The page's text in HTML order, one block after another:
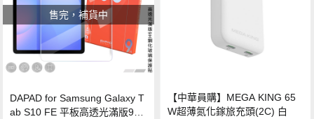
售完，補貨中
DAPAD for Samsung Galaxy T
ab S10 FE 平板高透光滿版9H
【中華員購】MEGA KING 65
W超薄氮化鎵旅充頭(2C) 白